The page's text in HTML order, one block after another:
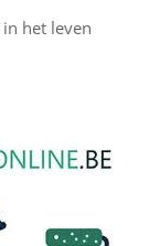
in het leven